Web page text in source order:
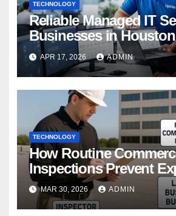
TECHNOLOGY
Reliable Managed IT
Businesses in Houston
APR 17, 2026 ADMIN
TECHNOLOGY
How Routine
Inspections Prevent
Repairs
MAR 30, 2026 ADMIN